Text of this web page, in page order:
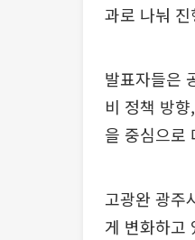
과로 나눠 진
발표자들은
비 정책 방
을 중심으로
고광완 광주
게 변화하고